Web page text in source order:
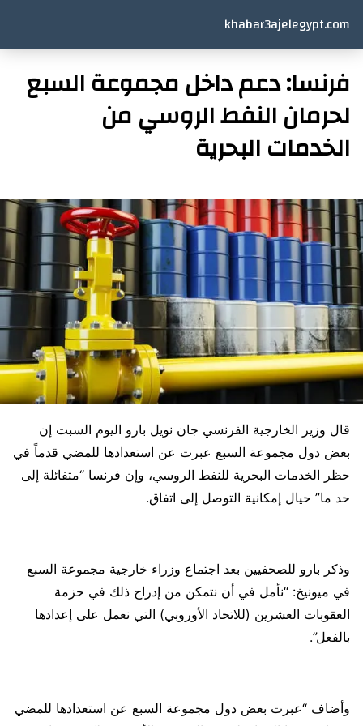
khabar3ajelegypt.com
فرنسا: دعم داخل مجموعة السبع
لحرمان النفط الروسي من
الخدمات البحرية
قال وزير الخارجية الفرنسي جان نويل بارو اليوم السبت إن
بعض دول مجموعة السبع عبرت عن استعدادها للمضي قدماً في
حظر الخدمات البحرية للنفط الروسي، وإن فرنسا “متفائلة إلى
حد ما” حيال إمكانية التوصل إلى اتفاق.
وذكر بارو للصحفيين بعد اجتماع وزراء خارجية مجموعة السبع
في ميونيخ: “نأمل في أن نتمكن من إدراج ذلك في حزمة
العقوبات العشرين (للاتحاد الأوروبي) التي نعمل على إعدادها
بالفعل”.
وأضاف “عبرت بعض دول مجموعة السبع عن استعدادها للمضي